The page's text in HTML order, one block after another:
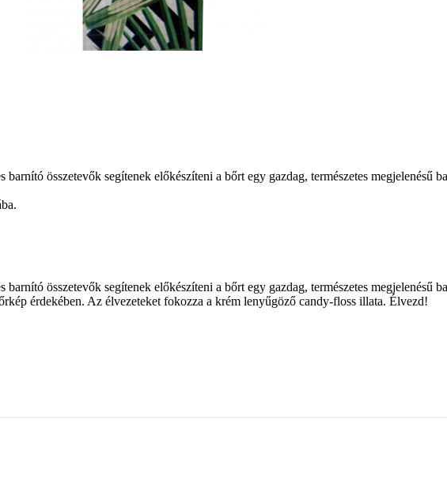
összetevők segítenek előkészíteni a bőrt egy gazdag, természetes megjelenésű
összetevők segítenek előkészíteni a bőrt egy gazdag, természetes megjelenésű
érdekében. Az élvezeteket fokozza a krém lenyűgöző candy-floss illata. Élvezd!